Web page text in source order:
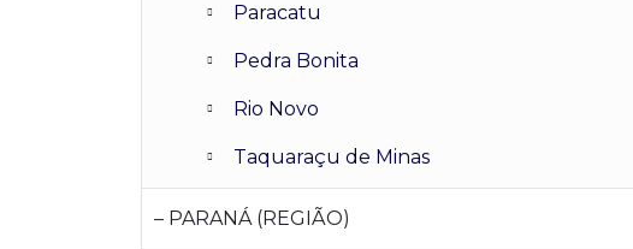
Paracatu
Pedra Bonita
Rio Novo
Taquaraçu de Minas
– PARANÁ (REGIÃO)